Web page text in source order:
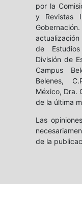
por la
y Revistas
de
División de
Campus
Belenes,
México, Dra.
de la última
Las
de la